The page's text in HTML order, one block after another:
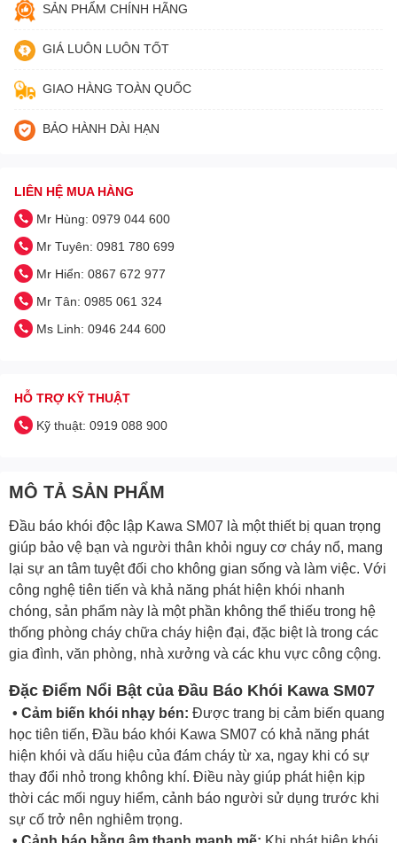
SẢN PHẨM CHÍNH HÃNG
GIÁ LUÔN LUÔN TỐT
GIAO HÀNG TOÀN QUỐC
BẢO HÀNH DÀI HẠN
LIÊN HỆ MUA HÀNG
Mr Hùng: 0979 044 600
Mr Tuyên: 0981 780 699
Mr Hiển: 0867 672 977
Mr Tân: 0985 061 324
Ms Linh: 0946 244 600
HỖ TRỢ KỸ THUẬT
Kỹ thuật: 0919 088 900
MÔ TẢ SẢN PHẨM
Đầu báo khói độc lập Kawa SM07 là một thiết bị quan trọng
giúp bảo vệ bạn và người thân khỏi nguy cơ cháy nổ, mang
lại sự an tâm tuyệt đối cho không gian sống và làm việc. Với
công nghệ tiên tiến và khả năng phát hiện khói nhanh
chóng, sản phẩm này là một phần không thể thiếu trong hệ
thống phòng cháy chữa cháy hiện đại, đặc biệt là trong các
gia đình, văn phòng, nhà xưởng và các khu vực công cộng.
Đặc Điểm Nổi Bật của Đầu Báo Khói Kawa SM07
• Cảm biến khói nhạy bén: Được trang bị cảm biến quang
học tiên tiến, Đầu báo khói Kawa SM07 có khả năng phát
hiện khói và dấu hiệu của đám cháy từ xa, ngay khi có sự
thay đổi nhỏ trong không khí. Điều này giúp phát hiện kịp
thời các mối nguy hiểm, cảnh báo người sử dụng trước khi
sự cố trở nên nghiêm trọng.